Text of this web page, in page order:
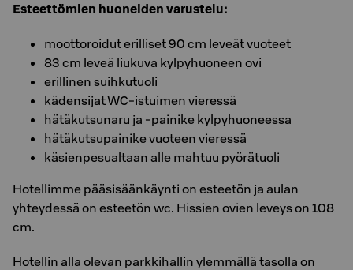
Esteettömien huoneiden varustelu:
moottoroidut erilliset 90 cm leveät vuoteet
83 cm leveä liukuva kylpyhuoneen ovi
erillinen suihkutuoli
kädensijat WC-istuimen vieressä
hätäkutsunaru ja -painike kylpyhuoneessa
hätäkutsupainike vuoteen vieressä
käsienpesualtaan alle mahtuu pyörätuoli
Hotellimme pääsisäänkäynti on esteetön ja aulan
yhteydessä on esteetön wc. Hissien ovien leveys on 108
cm.
Hotellin alla olevan parkkihallin ylemmällä tasolla on